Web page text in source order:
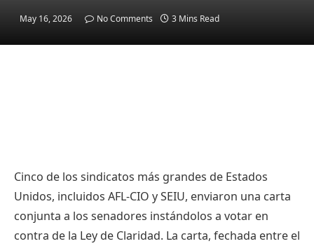
May 16, 2026 No Comments 3 Mins Read
Cinco de los sindicatos más grandes de Estados
Unidos, incluidos AFL-CIO y SEIU, enviaron una carta
conjunta a los senadores instándolos a votar en
contra de la Ley de Claridad. La carta, fechada entre el